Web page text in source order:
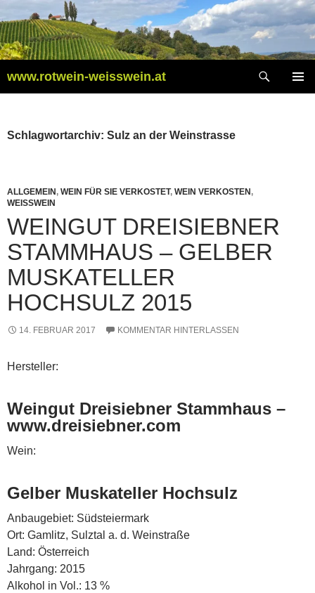
Inhalt
springen
www.rotwein-weisswein.at
Schlagwortarchiv: Sulz an der Weinstrasse
ALLGEMEIN , WEIN FÜR SIE VERKOSTET, WEIN VERKOSTEN ,
WEISSWEIN
WEINGUT DREISIEBNER
STAMMHAUS – GELBER
MUSKATELLER
HOCHSULZ 2015
14. FEBRUAR 2017 KOMMENTAR HINTERLASSEN
Hersteller:
Weingut Dreisiebner Stammhaus –
www.dreisiebner.com
Wein:
Gelber Muskateller Hochsulz
Anbaugebiet: Südsteiermark
Ort: Gamlitz, Sulztal a. d. Weinstraße
Land: Österreich
Jahrgang: 2015
Alkohol in Vol.: 13 %